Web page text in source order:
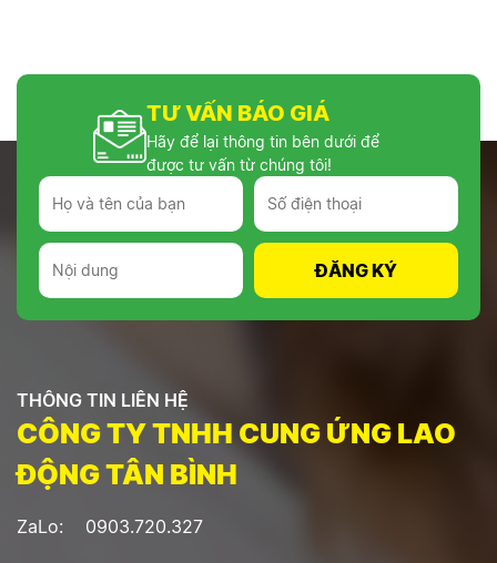
gia đình tại Tphcm,làm ăn ở
lại đi về.
TƯ VẤN BÁO GIÁ
Hãy để lại thông tin bên dưới để
được tư vấn từ chúng tôi!
THÔNG TIN LIÊN HỆ
CÔNG TY TNHH CUNG ỨNG LAO
ĐỘNG TÂN BÌNH
ZaLo: 0903.720.327